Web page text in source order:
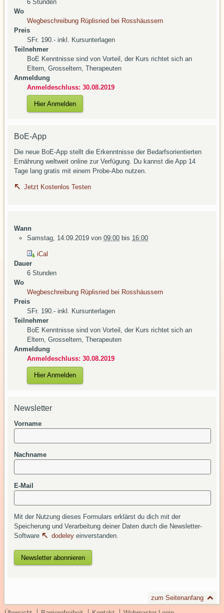
6 Stunden
Wo
Wegbeschreibung Rüplisried bei Rosshäussern
Preis
SFr. 190.- inkl. Kursunterlagen
Teilnehmer
BoE Kenntnisse sind von Vorteil, der Kurs richtet sich an
Eltern, Grosseltern, Therapeuten
Anmeldung
Anmeldeschluss: 30.08.2019
Hier Anmelden
BoE-App
Die neue BoE-App stellt die Erkenntnisse der Bedarfsorientierten
Ernährung weltweit online zur Verfügung. Du kannst die App 14
Tage lang gratis mit einem Probe-Abo nutzen.
Jetzt Kostenlos Testen
Wann
Samstag, 14.09.2019 von09:00 bis 16:00
iCal
Dauer
6 Stunden
Wo
Wegbeschreibung Rüplisried bei Rosshäussern
Preis
SFr. 190.- inkl. Kursunterlagen
Teilnehmer
BoE Kenntnisse sind von Vorteil, der Kurs richtet sich an
Eltern, Grosseltern, Therapeuten
Anmeldung
Anmeldeschluss: 30.08.2019
Hier Anmelden
Newsletter
Vorname
Nachname
E-Mail
Mit der Nutzung dieses Formulars erklärst du dich mit der
Speicherung und Verarbeitung deiner Daten durch die Newsletter-
Software
dodeley einverstanden.
zum Seitenanfang